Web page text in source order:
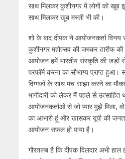
साथ मिलकर कुशीनगर में लोगों को खूब
साथ मिलकर खूब मस्‍ती भी की।
शो के बाद दीपक ने आयोजनकर्ता विनय
कुशीनगर महोत्‍सव की जमकर तारीफ
आयोजन हमें भारतीय संस्‍कृति की जड़ों
परफॉर्म करना का सौभाग्‍य प्राप्‍त हुआ।
दिग्‍गजों के साथ मंच साझा करने का
भागीदारी को लेकर मैं पहले से
आयोजनकर्ताओं से जो प्‍यार मुझे मिला,
का आभारी हूं और खासकर यूपी की
आयोजन सफल हो पाया है।
गौरतलब है कि दीपक दिलदार अभी हाल